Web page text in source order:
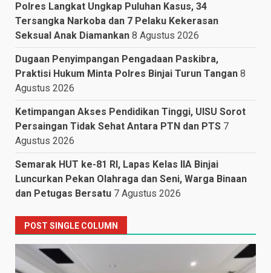
Polres Langkat Ungkap Puluhan Kasus, 34
Tersangka Narkoba dan 7 Pelaku Kekerasan
Seksual Anak Diamankan 8 Agustus 2026
Dugaan Penyimpangan Pengadaan Paskibra,
Praktisi Hukum Minta Polres Binjai Turun Tangan 8
Agustus 2026
Ketimpangan Akses Pendidikan Tinggi, UISU Sorot
Persaingan Tidak Sehat Antara PTN dan PTS 7
Agustus 2026
Semarak HUT ke-81 RI, Lapas Kelas IIA Binjai
Luncurkan Pekan Olahraga dan Seni, Warga Binaan
dan Petugas Bersatu 7 Agustus 2026
POST SINGLE COLUMN